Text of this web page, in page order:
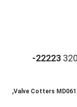
22223-
,